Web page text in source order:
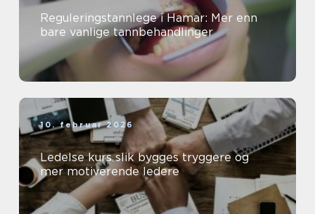
Reguleringstannlege i Hamar: Mer enn
bare vanlige tannbehandlinger
10. februar 2026
Ledelse kurs slik bygges tryggere og
mer motiverende ledere